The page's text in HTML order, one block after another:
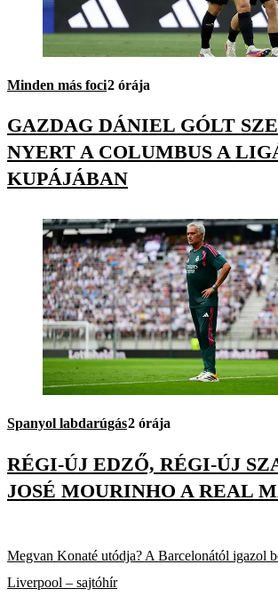
Minden más foci2 órája
GAZDAG DÁNIEL GÓLT
NYERT A COLUMBUS A
KUPÁJÁBAN
Spanyol labdarúgás2 órája
RÉGI-ÚJ EDZŐ, RÉGI-ÚJ
JOSÉ MOURINHO A REAL
Megvan Konaté utódja? A Barcelonától igazol
Liverpool – sajtóhír